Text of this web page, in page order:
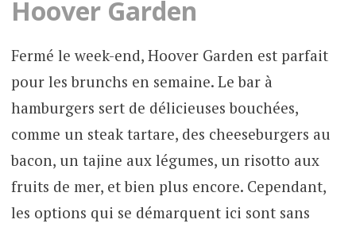
Hoover Garden
Fermé le week-end, Hoover Garden est parfait
pour les brunchs en semaine. Le bar à
hamburgers sert de délicieuses bouchées,
comme un steak tartare, des cheeseburgers au
bacon, un tajine aux légumes, un risotto aux
fruits de mer, et bien plus encore. Cependant,
les options qui se démarquent ici sont sans